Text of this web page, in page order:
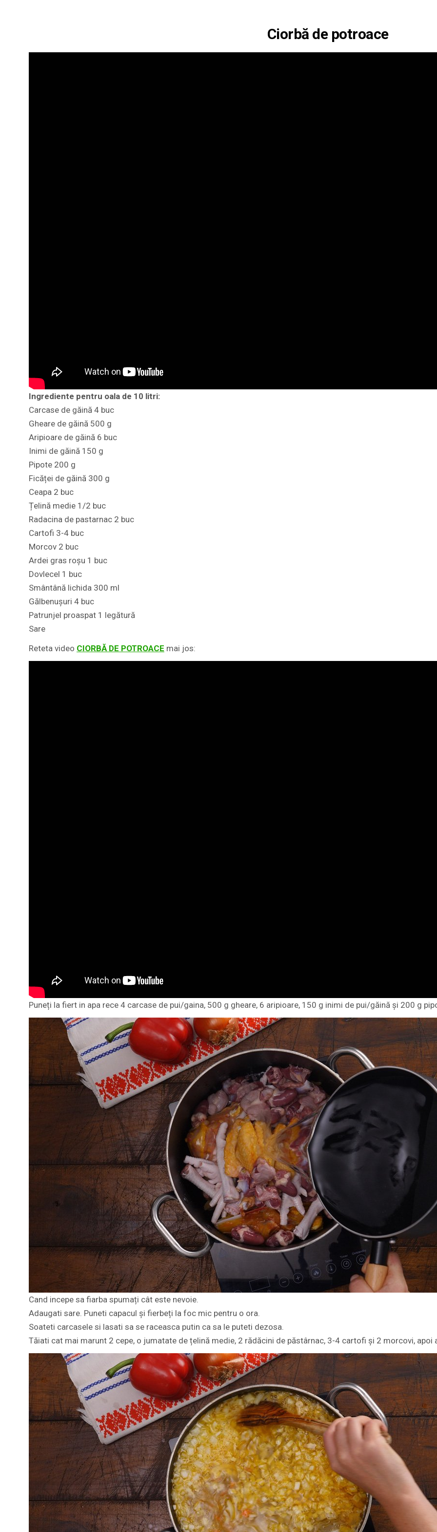
Ciorbă de potroace
Ingrediente pentru oala de 10 litri:
Carcase de găină 4 buc
Gheare de găină 500 g
Aripioare de găină 6 buc
Inimi de găină 150 g
Pipote 200 g
Ficăței de găină 300 g
Ceapa 2 buc
Țelină medie 1/2 buc
Radacina de pastarnac 2 buc
Cartofi 3-4 buc
Morcov 2 buc
Ardei gras roșu 1 buc
Dovlecel 1 buc
Smântână lichida 300 ml
Gălbenușuri 4 buc
Patrunjel proaspat 1 legătură
Sare
Reteta video CIORBĂ DE POTROACE mai jos:
Puneți la fiert in apa rece 4 carcase de pui/gaina, 500 g gheare, 6 aripioare, 150 g inimi de pui/găină și 200 g
Cand incepe sa fiarba spumați cât este nevoie.
Adaugati sare. Puneti capacul și fierbeți la foc mic pentru o ora.
Soateti carcasele si lasati sa se raceasca putin ca sa le puteti dezosa.
Tăiati cat mai marunt 2 cepe, o jumatate de țelină medie, 2 rădăcini de păstârnac, 3-4 cartofi și 2 morcovi, apoi